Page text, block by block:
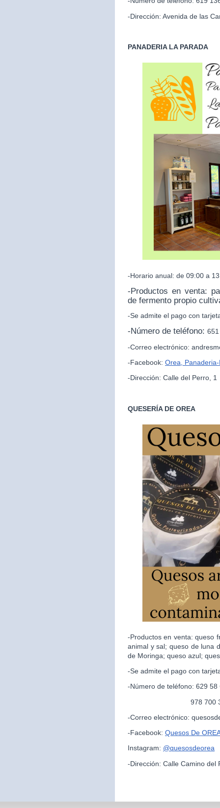
-Dirección: Avenida de las
PANADERIA LA PARADA
-Horario anual: de 09:00 a
-Productos en venta:
de fermento propio
-Se admite el pago con
-Número de teléfono:
-Correo electrónico:
-Facebook: Orea,
-Dirección: Calle del Perro, 1
QUESERÍA DE OREA
-Productos en venta: queso
animal y sal; queso de luna
de Moringa; queso azul;
-Se admite el pago con
-Número de teléfono: 629 58
978 700 325
-Correo electrónico:
-Facebook: Quesos De
Instagram: @quesosdeorea
-Dirección: Calle Camino del